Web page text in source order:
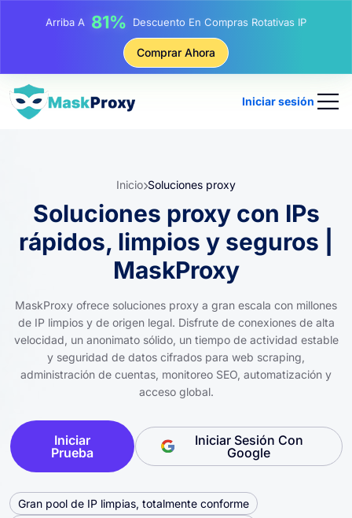
Arriba A 17%De Descuento Adicional En Recargas
25% Descuento En Compras Estáticas IP
Comprar Ahora
Iniciar sesión
Inicio Soluciones proxy
Soluciones proxy con IPs
rápidos, limpios y seguros |
MaskProxy
MaskProxy ofrece soluciones proxy a gran escala con millones
de IP limpios y de origen legal. Disfrute de conexiones de alta
velocidad, un anonimato sólido, un tiempo de actividad estable
y seguridad de datos cifrados para web scraping,
administración de cuentas, monitoreo SEO, automatización y
acceso global.
Iniciar
Prueba
Iniciar Sesión Con
Google
Gran pool de IP limpias, totalmente conforme